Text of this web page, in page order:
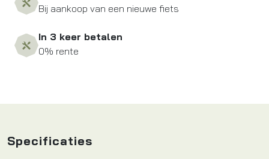
Bij aankoop van een nieuwe fiets
In 3 keer betalen
0% rente
Specificaties